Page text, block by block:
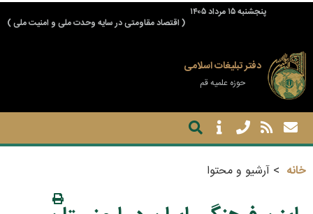
پنجشنبه ۱۵ مرداد ۱۴۰۵
( اقتصاد مقاومتی در سایه وحدت ملی و امنیت ملی )
دفتر تبلیغات اسلامی
حوزه علمیه قم
خانه آرشیو و محتوا